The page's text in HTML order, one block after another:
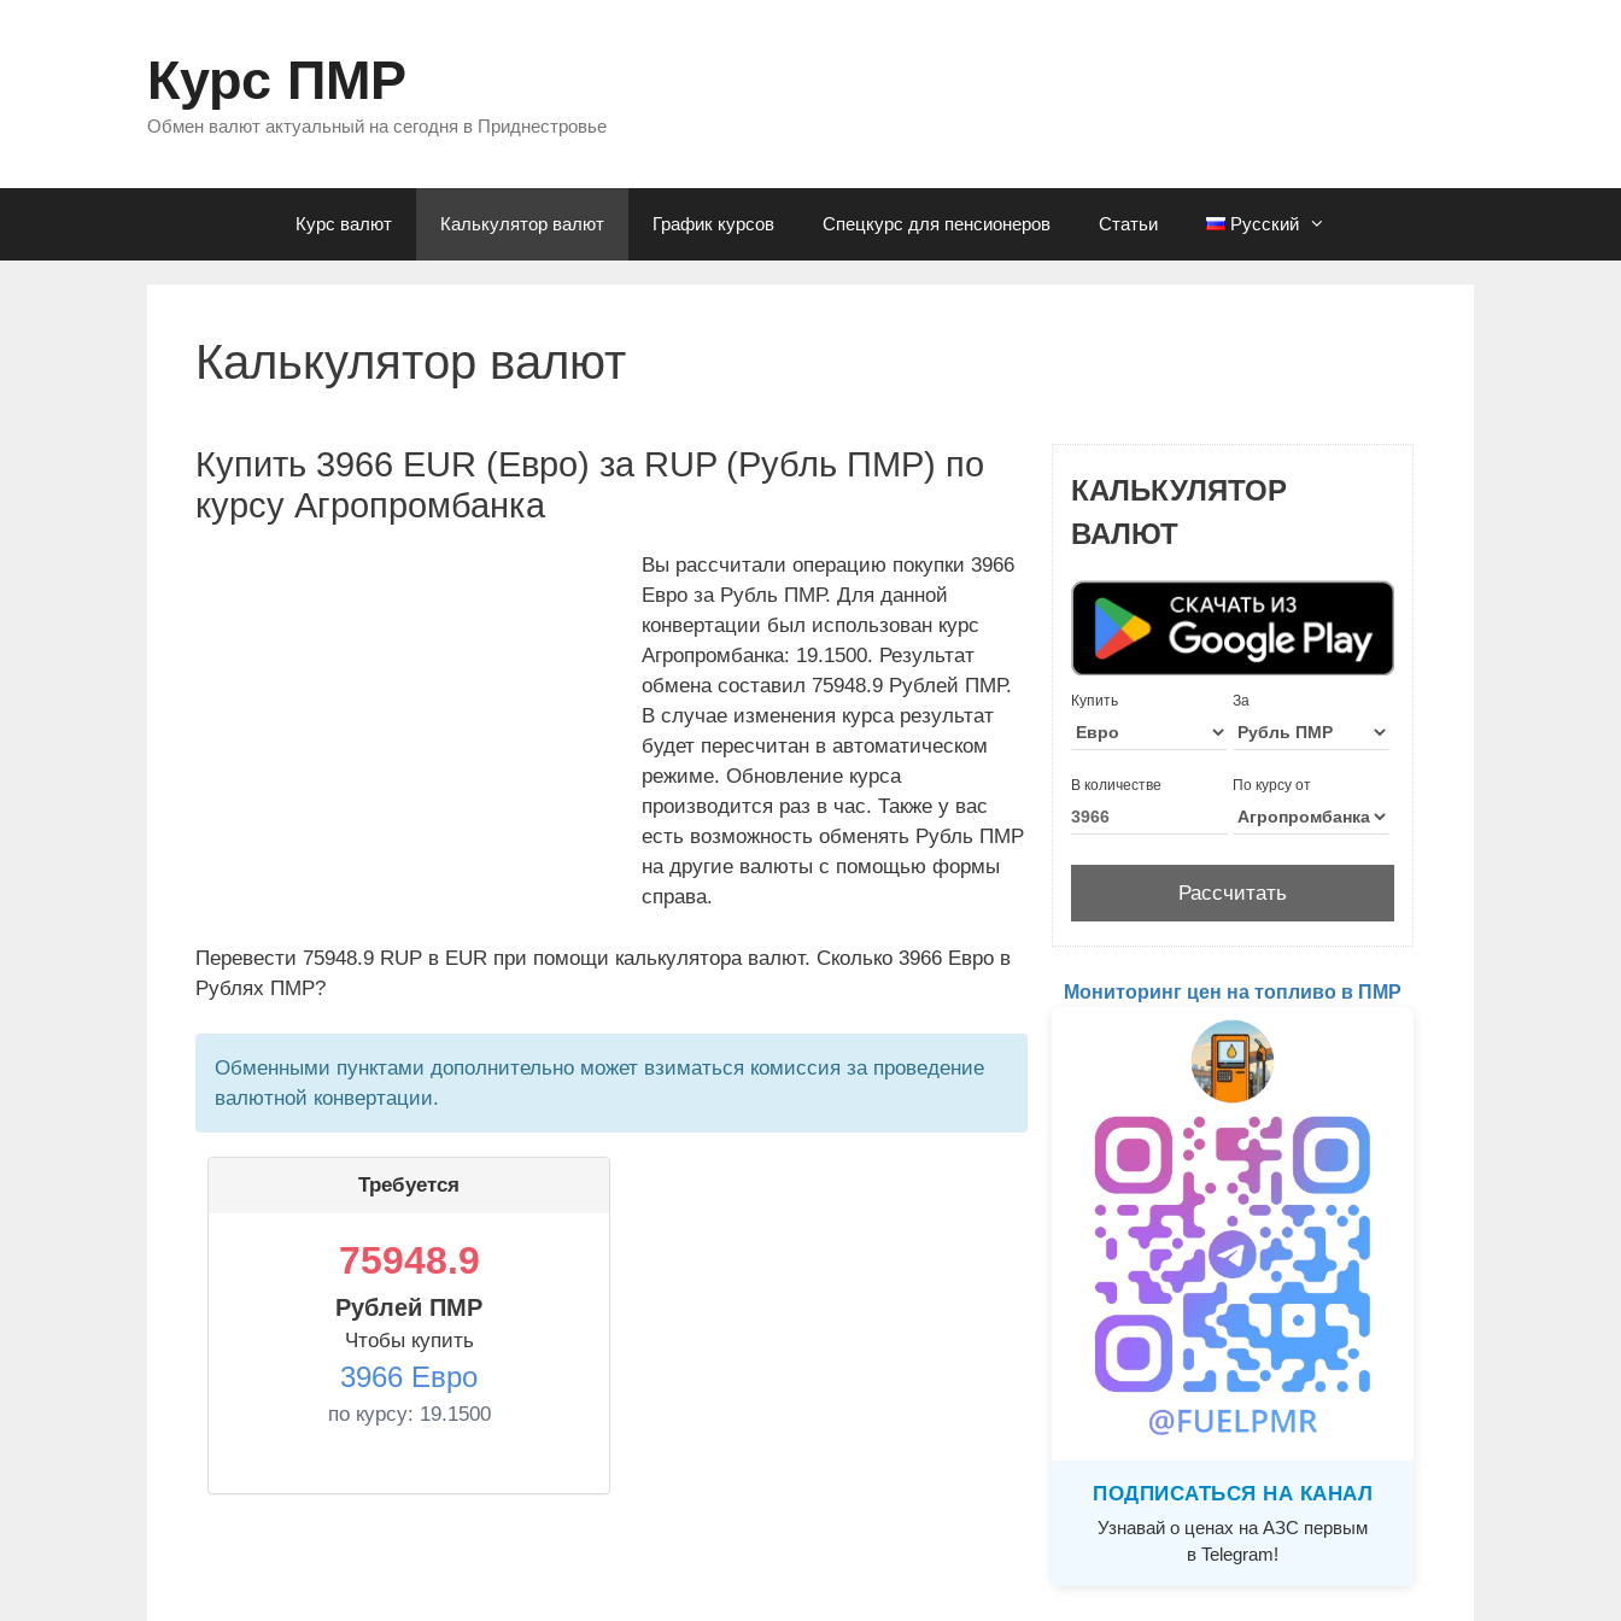
Курс ПМР
Обмен валют актуальный на сегодня в Приднестровье
Курс валют Калькулятор валют График курсов Спецкурс для пенсионеров Статьи Русский
Калькулятор валют
Купить 3966 EUR (Евро) за RUP (Рубль ПМР) по
курсу Агропромбанка
Вы рассчитали операцию покупки 3966
Евро за Рубль ПМР. Для данной
конвертации был использован курс
Агропромбанка: 19.1500. Результат
обмена составил 75948.9 Рублей ПМР.
В случае изменения курса результат
будет пересчитан в автоматическом
режиме. Обновление курса
производится раз в час. Также у вас
есть возможность обменять Рубль ПМР
на другие валюты с помощью формы
справа.
Перевести 75948.9 RUP в EUR при помощи калькулятора валют. Сколько 3966 Евро в
Рублях ПМР?
Обменными пунктами дополнительно может взиматься комиссия за проведение
валютной конвертации.
Требуется
75948.9
Рублей ПМР
Чтобы купить
3966 Евро
по курсу: 19.1500
КАЛЬКУЛЯТОР
ВАЛЮТ
Купить За
В количестве По курсу от
Мониторинг цен на топливо в ПМР
ПОДПИСАТЬСЯ НА КАНАЛ
Узнавай о ценах на АЗС первым
в Telegram!